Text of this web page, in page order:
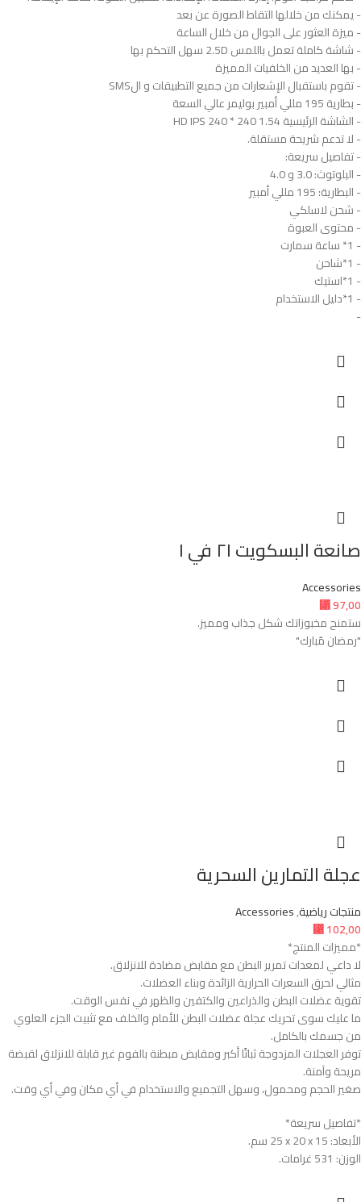
- يمكنك من خلالها التقاط الصورة عن بعد
- ميزة العثور على الجوال من خلال الساعة
- شاشة كاملة تعمل باللمس 2.5D سهل التحكم بها
- بها العديد من الخلفيات المميزة
- تقوم باستقبال الإشعارات من جميع التطبيقات و الSMS
- بطارية 195 مللي أمبير بوليمر عالي السعة
- الشاشة الرئيسية 1.54 HD IPS 240 * 240
- لا تدعم شريحة مستقلة.
- تفاصيل سريعة:
- البلوتوث: 3.0 و 4.0
- البطارية: 195 مللي أمبير
- شحن لاسلكي
- محتوى العبوة
- 1* ساعة سمارت
- 1*شاحن
- 1*استيك
- 1*دليل الاستخدام
-
صانعة البسكويت ٢١ في ١
Accessories
⃁97,00
ستمنح مخبوزاتك شكل جذاب ومميز.
"رمضان مٌبارك"
عجلة التمارين السحرية
منتجات رياضية,
Accessories
⃁102,00
*مميزات المنتج*
لا داعي لمعدات تمرير البطن مع مقابض مضادة للانزلاق.
مثالي لحرق السعرات الحرارية الزائدة وبناء العضلات.
تقوية عضلات البطن والذراعين والكتفين والظهر في نفس الوقت.
ما عليك سوى تحريك عجلة عضلات البطن للأمام والخلف مع تثبيت الجزء العلوي
من جسمك بالكامل.
توفر العجلات المزدوجة ثباتًا أكبر ومقابض مبطنة بالفوم غير قابلة للانزلاق لقبضة
مريحة وآمنة.
صغير الحجم ومحمول، وسهل التجميع والاستخدام في أي مكان وفي أي وقت.
*تفاصيل سريعة*
الأبعاد: ‎25 x 20 x 15 سم.
الوزن: ‎531 غرامات.